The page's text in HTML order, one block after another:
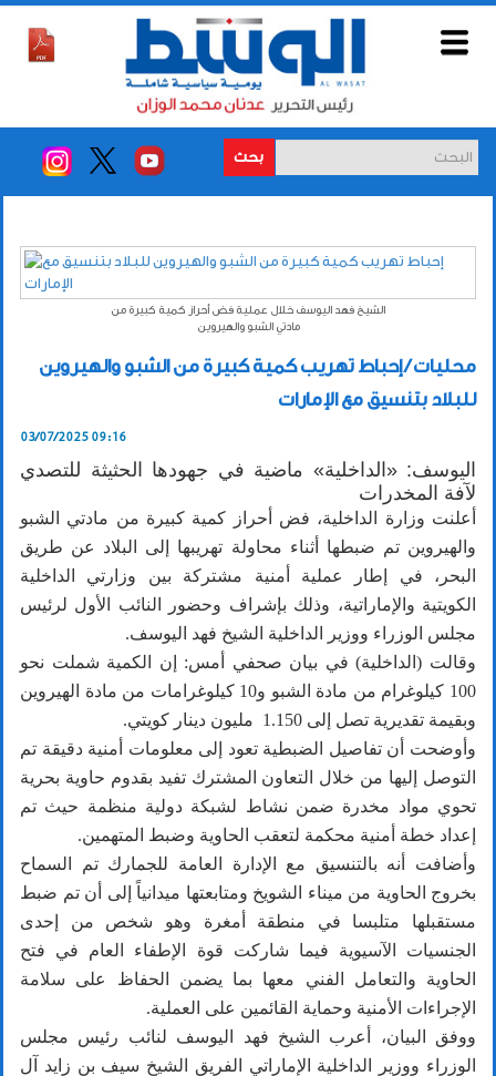
بحث
الشيخ فهد اليوسف خلال عملية فض أحراز كمية كبيرة من
مادتي الشبو والهيروين
محليات / إحباط تهريب كمية كبيرة من الشبو والهيروين
للبلاد بتنسيق مع الإمارات
03/07/2025 09:16
اليوسف: «الداخلية» ماضية في جهودها الحثيثة للتصدي
لآفة المخدرات
أعلنت وزارة الداخلية، فض أحراز كمية كبيرة من مادتي الشبو
والهيروين تم ضبطها أثناء محاولة تهريبها إلى البلاد عن طريق
البحر، في إطار عملية أمنية مشتركة بين وزارتي الداخلية
الكويتية والإماراتية، وذلك بإشراف وحضور النائب الأول لرئيس
مجلس الوزراء ووزير الداخلية الشيخ فهد اليوسف.
وقالت (الداخلية) في بيان صحفي أمس: إن الكمية شملت نحو
100 كيلوغرام من مادة الشبو و10 كيلوغرامات من مادة الهيروين
وبقيمة تقديرية تصل إلى 1.150 مليون دينار كويتي.
وأوضحت أن تفاصيل الضبطية تعود إلى معلومات أمنية دقيقة تم
التوصل إليها من خلال التعاون المشترك تفيد بقدوم حاوية بحرية
تحوي مواد مخدرة ضمن نشاط لشبكة دولية منظمة حيث تم
إعداد خطة أمنية محكمة لتعقب الحاوية وضبط المتهمين.
وأضافت أنه بالتنسيق مع الإدارة العامة للجمارك تم السماح
بخروج الحاوية من ميناء الشويخ ومتابعتها ميدانياً إلى أن تم ضبط
مستقبلها متلبسا في منطقة أمغرة وهو شخص من إحدى
الجنسيات الآسيوية فيما شاركت قوة الإطفاء العام في فتح
الحاوية والتعامل الفني معها بما يضمن الحفاظ على سلامة
الإجراءات الأمنية وحماية القائمين على العملية.
ووفق البيان، أعرب الشيخ فهد اليوسف لنائب رئيس مجلس
الوزراء ووزير الداخلية الإماراتي الفريق الشيخ سيف بن زايد آل